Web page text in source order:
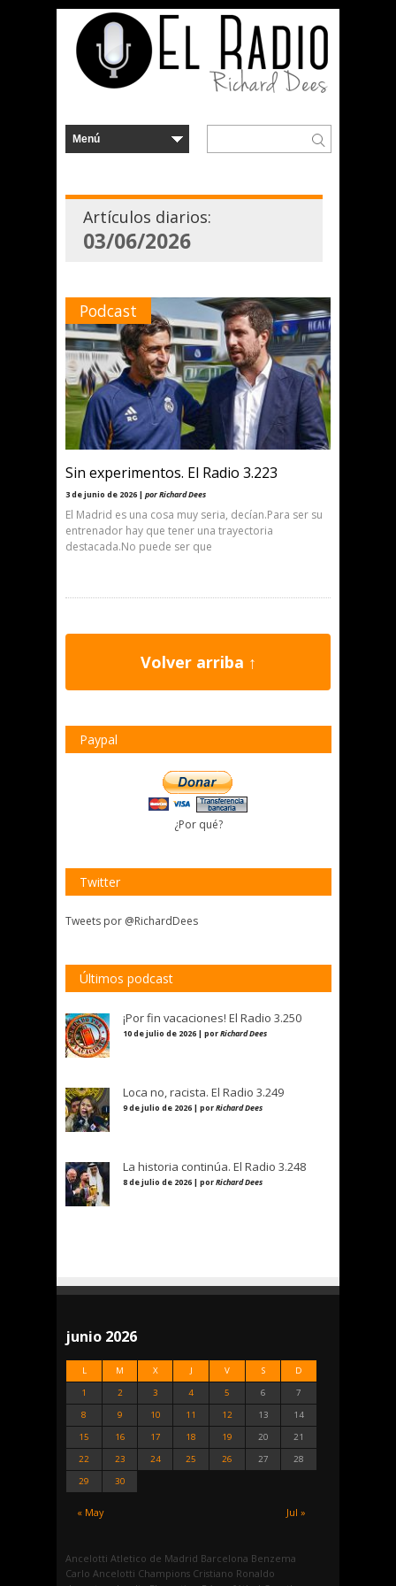
Artículos diarios:
03/06/2026
Podcast
Sin experimentos. El Radio 3.223
3 de junio de 2026 | por Richard Dees
El Madrid es una cosa muy seria, decían.Para ser su
entrenador hay que tener una trayectoria
destacada.No puede ser que
Volver arriba ↑
Paypal
¿Por qué?
Twitter
Tweets por @RichardDees
Últimos podcast
¡Por fin vacaciones! El Radio 3.250
10 de julio de 2026 | porRichard Dees
Loca no, racista. El Radio 3.249
9 de julio de 2026 | porRichard Dees
La historia continúa. El Radio 3.248
8 de julio de 2026 | porRichard Dees
junio 2026
L M X J V S D
« May Jul »
1 2 3 4 5 6
7
8
9 10 11 12 13
14
15
16 17 18 19 20
21
22
23 24 25 26 27
28
29
30
Ancelotti Atletico de Madrid Barcelona Benzema
Carlo Ancelotti Champions Cristiano Ronaldo